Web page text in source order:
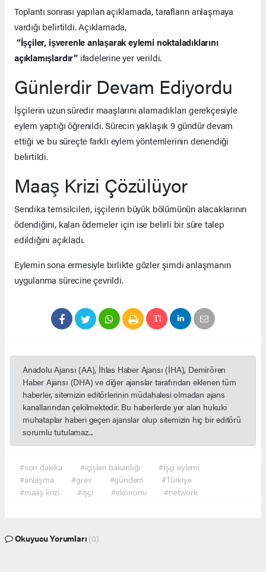
Toplantı sonrası yapılan açıklamada, tarafların anlaşmaya
vardığı belirtildi. Açıklamada,
“İşçiler, işverenle anlaşarak eylemi noktaladıklarını
açıklamışlardır”ifadelerine yer verildi.
Günlerdir Devam Ediyordu
İşçilerin uzun süredir maaşlarını alamadıkları gerekçesiyle
eylem yaptığı öğrenildi. Sürecin yaklaşık 9 gündür devam
ettiği ve bu süreçte farklı eylem yöntemlerinin denendiği
belirtildi.
Maaş Krizi Çözülüyor
Sendika temsilcileri, işçilerin büyük bölümünün alacaklarının
ödendiğini, kalan ödemeler için ise belirli bir süre talep
edildiğini açıkladı.
Eylemin sona ermesiyle birlikte gözler şimdi anlaşmanın
uygulanma sürecine çevrildi.
Anadolu Ajansı (AA), İhlas Haber Ajansı (İHA), Demirören
Haber Ajansı (DHA) ve diğer ajanslar tarafından eklenen tüm
haberler, sitemizin editörlerinin müdahalesi olmadan ajans
kanallarından çekilmektedir. Bu haberlerde yer alan hukuki
muhataplar haberi geçen ajanslar olup sitemizin hiç bir editörü
sorumlu tutulamaz...
#son dakika #içişleri bakanlığı
#işçi eylemi
#anlaşma
#grev #gündem
#Türkiye
#maaş krizi
#işçi #ekonomi #network
Okuyucu Yorumları (0)